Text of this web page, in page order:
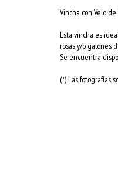
Vincha con Velo de
Esta vincha es
rosas y/o galones
Se encuentra
(*) Las fotografías